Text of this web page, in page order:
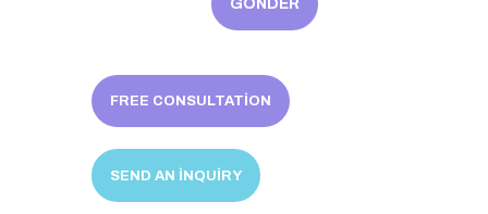
FREE CONSULTATION
SEND AN INQUIRY